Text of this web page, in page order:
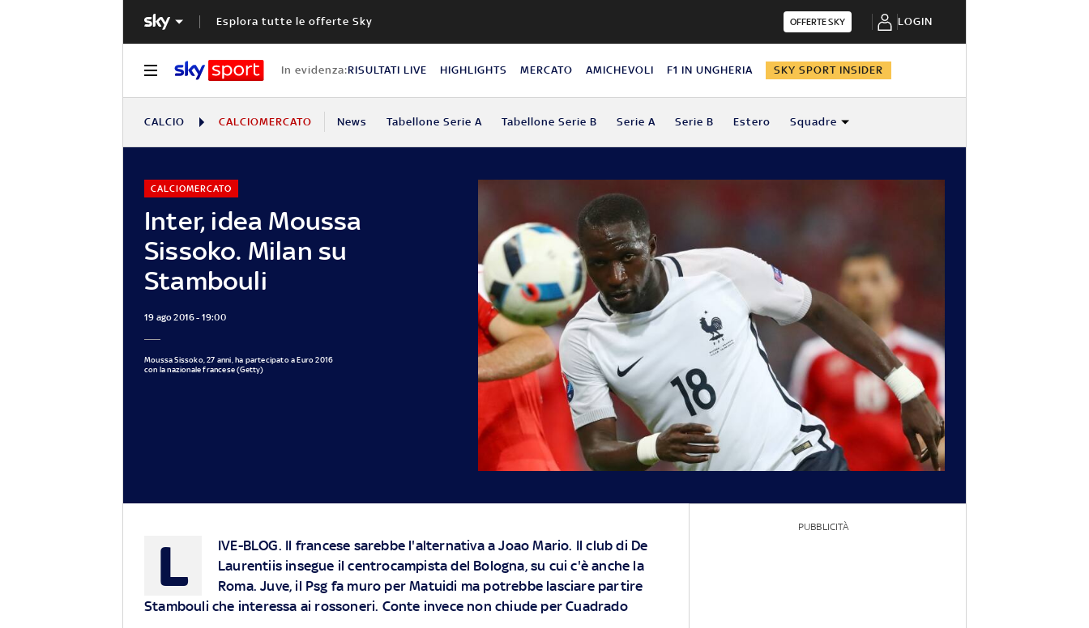
Esplora tutte le offerte Sky OFFERTE SKY LOGIN
In evidenza:RISULTATI LIVE HIGHLIGHTS MERCATO AMICHEVOLI F1 IN UNGHERIA SKY SPORT INSIDER
CALCIO CALCIOMERCATO News Tabellone Serie A Tabellone Serie B Serie A Serie B Estero Squadre
Inter, idea Moussa
Sissoko. Milan su
Stambouli
CALCIOMERCATO
19 ago 2016 - 19:00
Moussa Sissoko, 27 anni, ha partecipato a Euro 2016
con la nazionale francese (Getty)
L IVE-BLOG. Il francese sarebbe l'alternativa a Joao Mario. Il club di De
Laurentiis insegue il centrocampista del Bologna, su cui c'è anche la
Roma. Juve, il Psg fa muro per Matuidi ma potrebbe lasciare partire
Stambouli che interessa ai rossoneri. Conte invece non chiude per Cuadrado
PUBBLICITÀ